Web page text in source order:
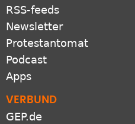
RSS-feeds
Newsletter
Protestantomat
Podcast
Apps
VERBUND
GEP.de